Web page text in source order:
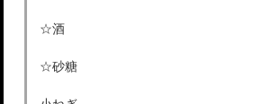
☆酒
☆砂糖